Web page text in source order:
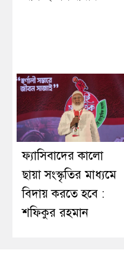
ফ্যাসিবাদের কালো
ছায়া সংস্কৃতির মাধ্যমে
বিদায় করতে হবে :
শফিকুর রহমান